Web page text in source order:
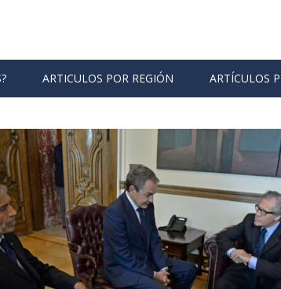
ARTICULOS POR REGIÓN ARTÍCULOS